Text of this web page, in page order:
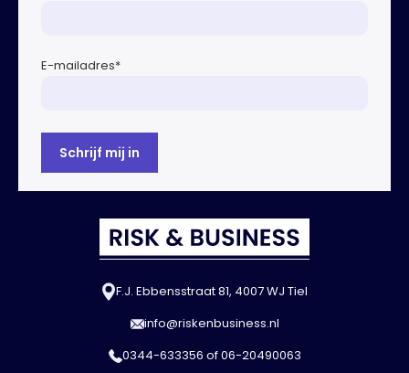
E-mailadres*
F.J. Ebbensstraat 81, 4007 WJ Tiel
info@riskenbusiness.nl
0344-633356 of06-20490063